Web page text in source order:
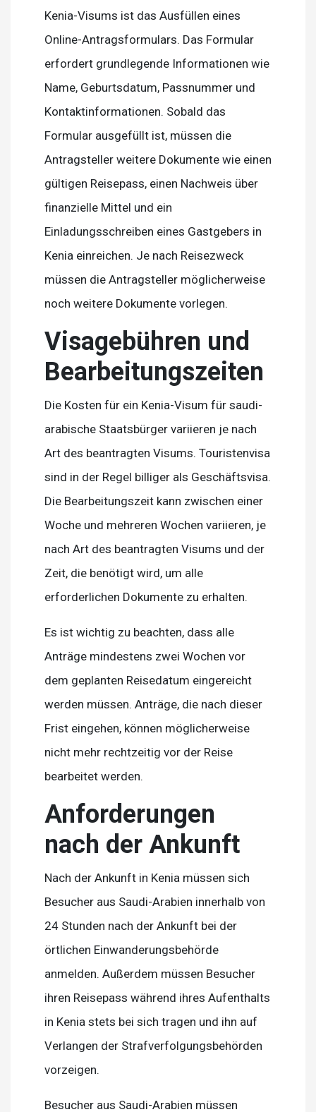
Kenia-Visums ist das Ausfüllen eines
Online-Antragsformulars. Das Formular
erfordert grundlegende Informationen wie
Name, Geburtsdatum, Passnummer und
Kontaktinformationen. Sobald das
Formular ausgefüllt ist, müssen die
Antragsteller weitere Dokumente wie einen
gültigen Reisepass, einen Nachweis über
finanzielle Mittel und ein
Einladungsschreiben eines Gastgebers in
Kenia einreichen. Je nach Reisezweck
müssen die Antragsteller möglicherweise
noch weitere Dokumente vorlegen.
Visagebühren und
Bearbeitungszeiten
Die Kosten für ein Kenia-Visum für saudi-
arabische Staatsbürger variieren je nach
Art des beantragten Visums. Touristenvisa
sind in der Regel billiger als Geschäftsvisa.
Die Bearbeitungszeit kann zwischen einer
Woche und mehreren Wochen variieren, je
nach Art des beantragten Visums und der
Zeit, die benötigt wird, um alle
erforderlichen Dokumente zu erhalten.
Es ist wichtig zu beachten, dass alle
Anträge mindestens zwei Wochen vor
dem geplanten Reisedatum eingereicht
werden müssen. Anträge, die nach dieser
Frist eingehen, können möglicherweise
nicht mehr rechtzeitig vor der Reise
bearbeitet werden.
Anforderungen
nach der Ankunft
Nach der Ankunft in Kenia müssen sich
Besucher aus Saudi-Arabien innerhalb von
24 Stunden nach der Ankunft bei der
örtlichen Einwanderungsbehörde
anmelden. Außerdem müssen Besucher
ihren Reisepass während ihres Aufenthalts
in Kenia stets bei sich tragen und ihn auf
Verlangen der Strafverfolgungsbehörden
vorzeigen.
Besucher aus Saudi-Arabien müssen